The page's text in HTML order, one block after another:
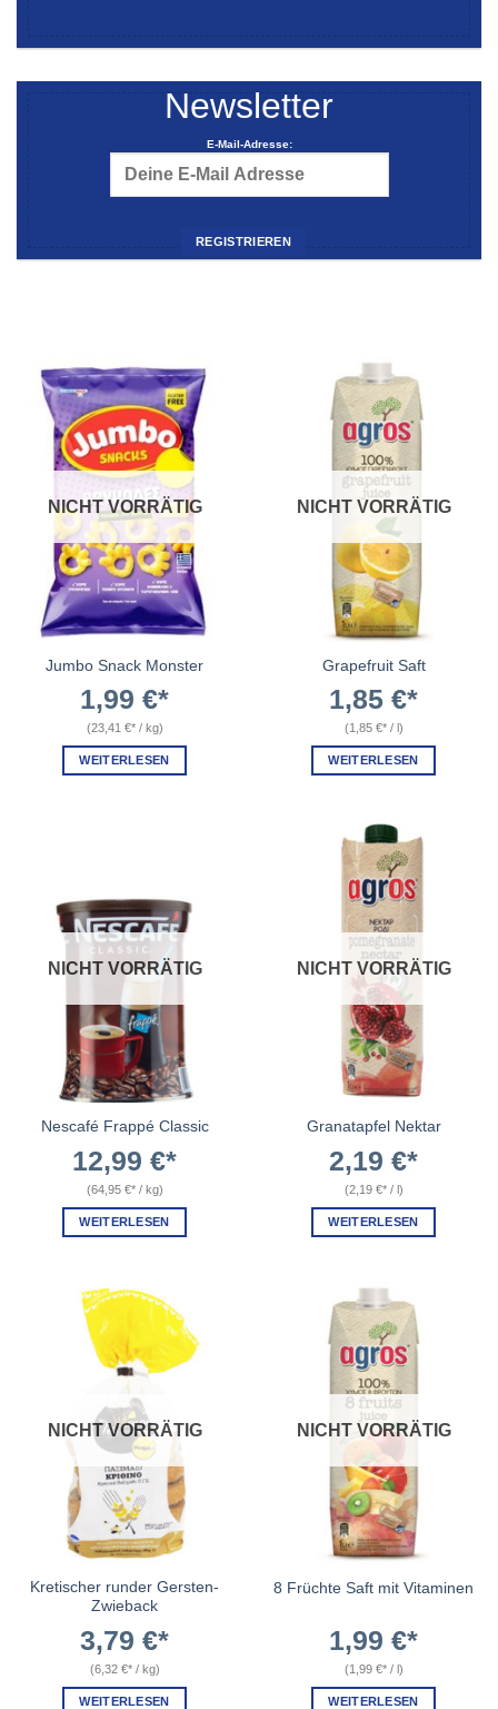
Newsletter
E-Mail-Adresse:
NICHT VORRÄTIG
Jumbo Snack Monster
1,99 €
(23,41 € / kg)
WEITERLESEN
NICHT VORRÄTIG
Grapefruit Saft
1,85 €
(1,85 € / l)
WEITERLESEN
NICHT VORRÄTIG
Nescafé Frappé Classic
12,99 €
(64,95 € / kg)
WEITERLESEN
NICHT VORRÄTIG
Granatapfel Nektar
2,19 €
(2,19 € / l)
WEITERLESEN
NICHT VORRÄTIG
Kretischer runder Gersten-
Zwieback
3,79 €
(6,32 € / kg)
WEITERLESEN
NICHT VORRÄTIG
8 Früchte Saft mit Vitaminen
1,99 €
(1,99 € / l)
WEITERLESEN